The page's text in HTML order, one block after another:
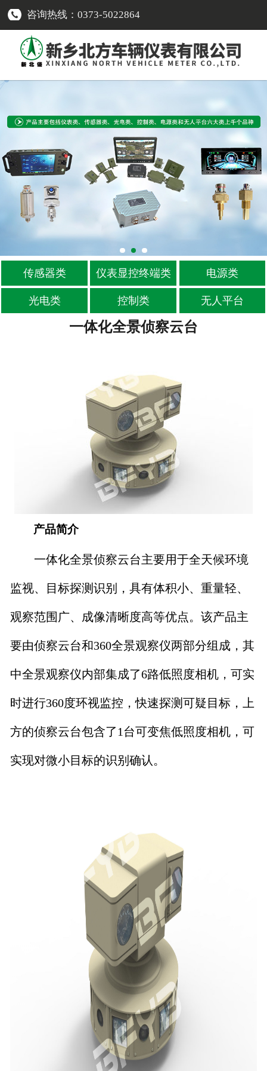
网站首页
传感器类
- 温度传感器
- 压力传感器
- 油量传感器
- 液位报警开关
- 位移传感器
油液传感器
仪表显控终端类
电源类
光电类
控制类
无人平台
咨询热线：0373-5022864
传感器类 仪表显控终端类 电源类
光电类 控制类 无人平台
一体化全景侦察云台
产品简介
一体化全景侦察云台主要用于全天候环境
监视、目标探测识别，具有体积小、重量轻、
观察范围广、成像清晰度高等优点。该产品主
要由侦察云台和360全景观察仪两部分组成，其
中全景观察仪内部集成了6路低照度相机，可实
时进行360度环视监控，快速探测可疑目标，上
方的侦察云台包含了1台可变焦低照度相机，可
实现对微小目标的识别确认。